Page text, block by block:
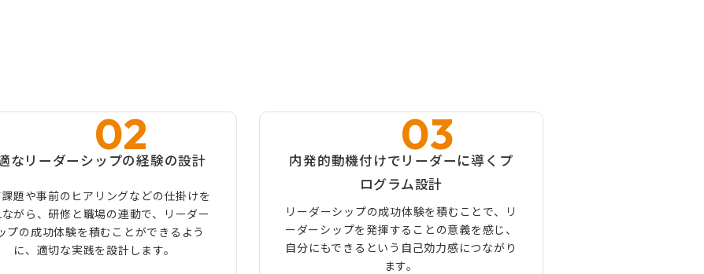
なリーダーシップの経験の設計
題や事前のヒアリングなどの仕掛けを
がら、研修と職場の連動で、リーダー
プの成功体験を積むことができるよう
に、適切な実践を設計します。
内発的動機付けでリーダーに導くプ
ログラム設計
リーダーシップの成功体験を積むことで、リ
ーダーシップを発揮することの意義を感じ、
自分にもできるという自己効力感につながり
ます。